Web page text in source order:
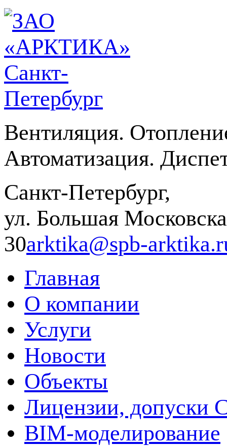
Вентиляция.
Автоматизация.
Санкт-Петербург,
ул. Большая
30arktika@spb-
Главная
О компании
Услуги
Новости
Объекты
Лицензии, допуски
BIM-моделирование